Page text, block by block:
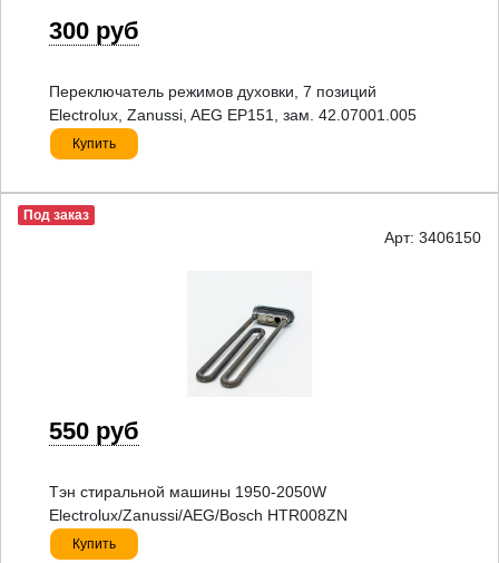
300 руб
Переключатель режимов духовки, 7 позиций
Electrolux, Zanussi, AEG EP151, зам. 42.07001.005
Купить
Под заказ
Арт: 3406150
550 руб
Тэн стиральной машины 1950-2050W
Electrolux/Zanussi/AEG/Bosch HTR008ZN
Купить